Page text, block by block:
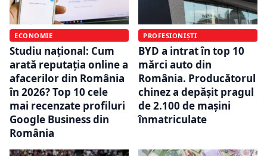
ECONOMIE
Studiu național: Cum
arată reputația online a
afacerilor din România
în 2026? Top 10 cele
mai recenzate profiluri
Google Business din
România
PROFESIONIȘTI
BYD a intrat în top 10
mărci auto din
România. Producătorul
chinez a depășit pragul
de 2.100 de mașini
înmatriculate